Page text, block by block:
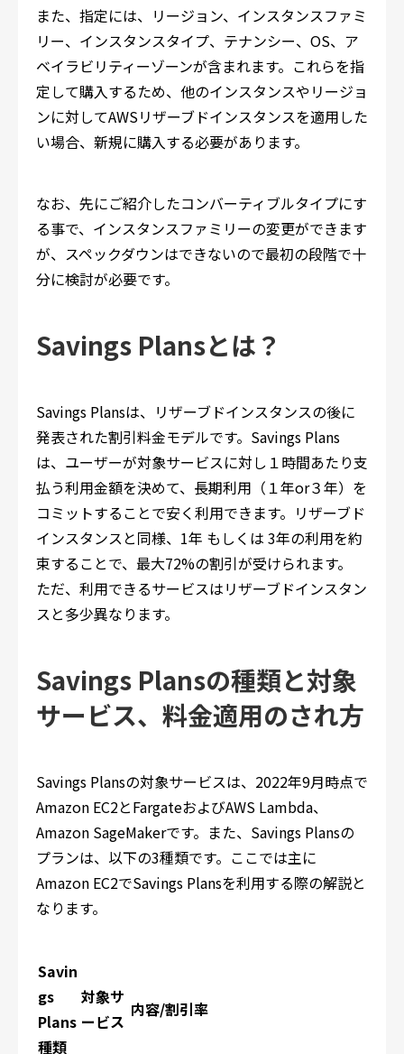
また、指定には、リージョン、インスタンスファミ
リー、インスタンスタイプ、テナンシー、OS、ア
ベイラビリティーゾーンが含まれます。これらを指
定して購入するため、他のインスタンスやリージョ
ンに対してAWSリザーブドインスタンスを適用した
い場合、新規に購入する必要があります。
なお、先にご紹介したコンバーティブルタイプにす
る事で、インスタンスファミリーの変更ができます
が、スペックダウンはできないので最初の段階で十
分に検討が必要です。
Savings Plansとは？
Savings Plansは、リザーブドインスタンスの後に
発表された割引料金モデルです。Savings Plans
は、ユーザーが対象サービスに対し１時間あたり支
払う利用金額を決めて、長期利用（１年or３年）を
コミットすることで安く利用できます。リザーブド
インスタンスと同様、1年 もしくは 3年の利用を約
束することで、最大72%の割引が受けられます。
ただ、利用できるサービスはリザーブドインスタン
スと多少異なります。
Savings Plansの種類と対象
サービス、料金適用のされ方
Savings Plansの対象サービスは、2022年9月時点で
Amazon EC2とFargateおよびAWS Lambda、
Amazon SageMakerです。また、Savings Plansの
プランは、以下の3種類です。ここでは主に
Amazon EC2でSavings Plansを利用する際の解説と
なります。
Savin
gs
Plans
種類
対象サ
ービス
内容/割引率